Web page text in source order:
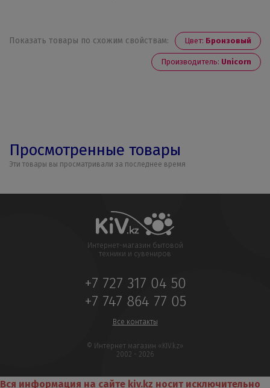
Показать товары по схожим свойствам: Цвет: Бронзовый
Производитель: Unicorn
Просмотренные товары
Эти товары вы просматривали за последнее время
Интернет-магазин бытовой
техники и сувениров
+7 727 317 04 50
+7 747 864 77 05
Все контакты
© Интернет магазин «KIV.kz»
2002 - 2026
Вся информация на сайте kiv.kz носит исключительно